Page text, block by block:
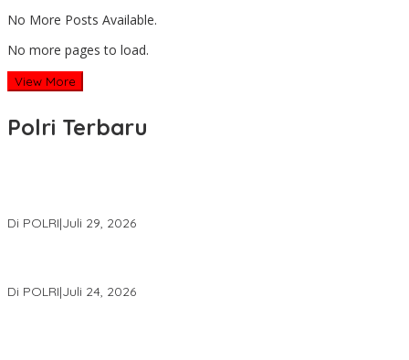
No More Posts Available.
No more pages to load.
View More
Polri Terbaru
Di POLRI|Juli 29, 2026
Di POLRI|Juli 24, 2026